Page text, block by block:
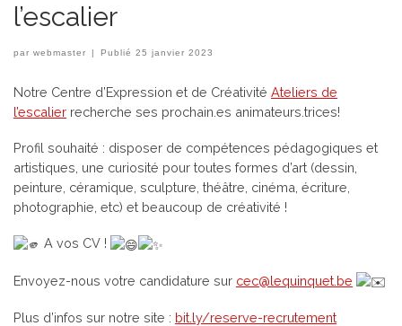
l’escalier
par webmaster Publié25 janvier 2023
Notre Centre d’Expression et de Créativité Ateliers de
l’escalier recherche ses prochain.es animateurs.trices!
Profil souhaité : disposer de compétences pédagogiques et
artistiques, une curiosité pour toutes formes d’art (dessin,
peinture, céramique, sculpture, théâtre, cinéma, écriture,
photographie, etc) et beaucoup de créativité !
A vos CV !
Envoyez-nous votre candidature sur cec@lequinquet.be
Plus d’infos sur notre site : bit.ly/reserve-recrutement